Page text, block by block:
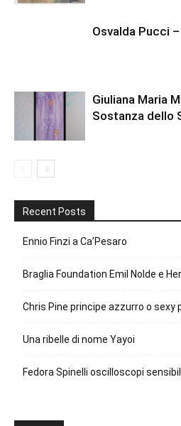
Osvalda Pucci
Giuliana Maria
Sostanza dello
Recent Posts
Ennio Finzi a Ca’Pesaro
Braglia Foundation Emil Nolde e
Chris Pine principe azzurro o sexy
Una ribelle di nome Yayoi
Fedora Spinelli oscilloscopi